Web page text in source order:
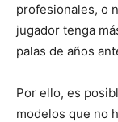
profesionales, o
jugador tenga
palas de años
Por ello, es
modelos que no